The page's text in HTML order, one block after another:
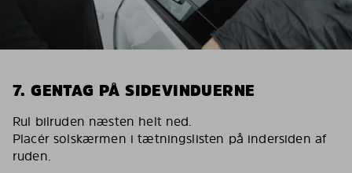
7. GENTAG PÅ SIDEVINDUERNE
Rul bilruden næsten helt ned.
Placér solskærmen i tætningslisten på indersiden af
ruden.